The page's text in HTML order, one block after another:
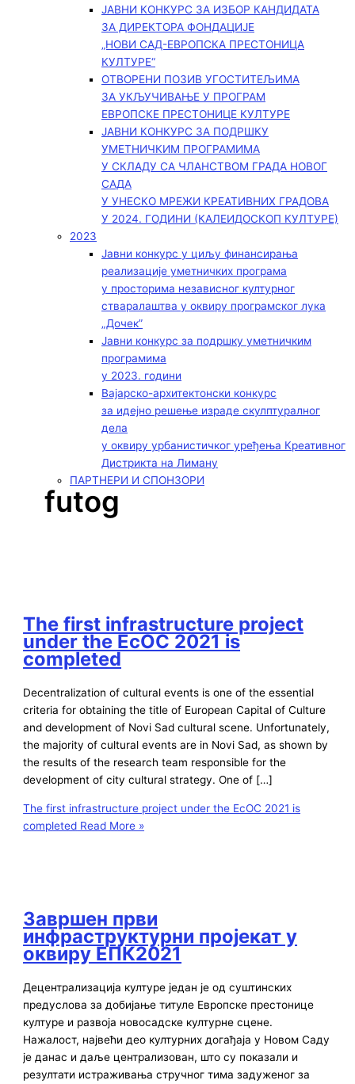
ЈАВНИ КОНКУРС ЗА ИЗБОР КАНДИДАТА
ЗА ДИРЕКТОРА ФОНДАЦИЈЕ
„НОВИ САД-ЕВРОПСКА ПРЕСТОНИЦА
КУЛТУРЕ“
ОТВОРЕНИ ПОЗИВ УГОСТИТЕЉИМА
ЗА УКЉУЧИВАЊЕ У ПРОГРАМ
ЕВРОПСКЕ ПРЕСТОНИЦЕ КУЛТУРЕ
ЈАВНИ КОНКУРС ЗА ПОДРШКУ
УМЕТНИЧКИМ ПРОГРАМИМА
У СКЛАДУ СА ЧЛАНСТВОМ ГРАДА НОВОГ
САДА
У УНЕСКО МРЕЖИ КРЕАТИВНИХ ГРАДОВА
У 2024. ГОДИНИ (КАЛЕИДОСКОП КУЛТУРЕ)
2023
Јавни конкурс у циљу финансирања
реализације уметничких програма
у просторима независног културног
стваралаштва у оквиру програмског лука
„Дочек”
Јавни конкурс за подршку уметничким
програмима
у 2023. години
Вајарско-архитектонски конкурс
за идејно решење израде скулптуралног
дела
у оквиру урбанистичког уређења Креативног
Дистрикта на Лиману
ПАРТНЕРИ И СПОНЗОРИ
futog
The first infrastructure project
under the EcOC 2021 is
completed
Decentralization of cultural events is one of the essential
criteria for obtaining the title of European Capital of Culture
and development of Novi Sad cultural scene. Unfortunately,
the majority of cultural events are in Novi Sad, as shown by
the results of the research team responsible for the
development of city cultural strategy. One of […]
The first infrastructure project under the EcOC 2021 is
completed Read More »
Завршен први
инфраструктурни пројекат у
оквиру ЕПК2021
Децентрализација културе један је од суштинских
предуслова за добијање титуле Европске престонице
културе и развоја новосадске културне сцене.
Нажалост, највећи део културних догађаја у Новом Саду
је данас и даље централизован, што су показали и
резултати истраживања стручног тима задуженог за